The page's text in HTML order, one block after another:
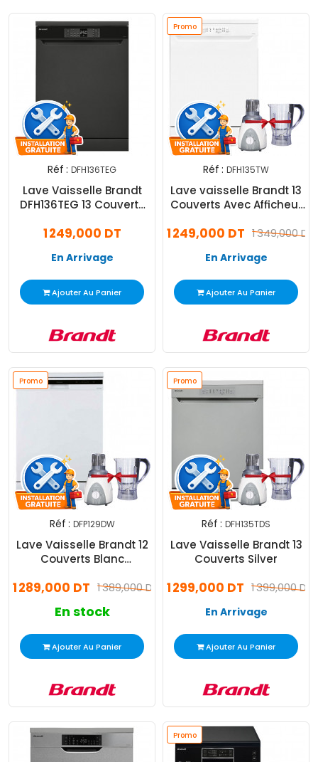
Réf : DFH136TEG
Lave Vaisselle Brandt
DFH136TEG 13 Couverts
1 249,000 DT
En Arrivage
Ajouter Au Panier
Promo
Réf : DFH135TW
Lave vaisselle Brandt 13
Couverts Avec Afficheur
1 349,000 DT
1 249,000 DT
En Arrivage
Ajouter Au Panier
Promo
Réf : DFP129DW
Lave Vaisselle Brandt 12
Couverts Blanc
1 389,000 DT
1 289,000 DT
En stock
Ajouter Au Panier
Promo
Réf : DFH135TDS
Lave Vaisselle Brandt 13
Couverts Silver
1 399,000 DT
1 299,000 DT
En Arrivage
Ajouter Au Panier
Promo